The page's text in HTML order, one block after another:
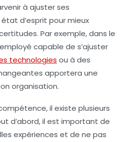
à ajuster ses
d’esprit pour mieux
Par exemple, dans le
capable de s’ajuster
technologies ou à des
apportera une
organisation.
il existe plusieurs
d’abord, il est important de
expériences et de ne pas